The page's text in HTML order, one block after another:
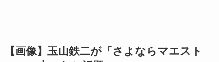
【画像】玉山鉄二が「さよならマエスト